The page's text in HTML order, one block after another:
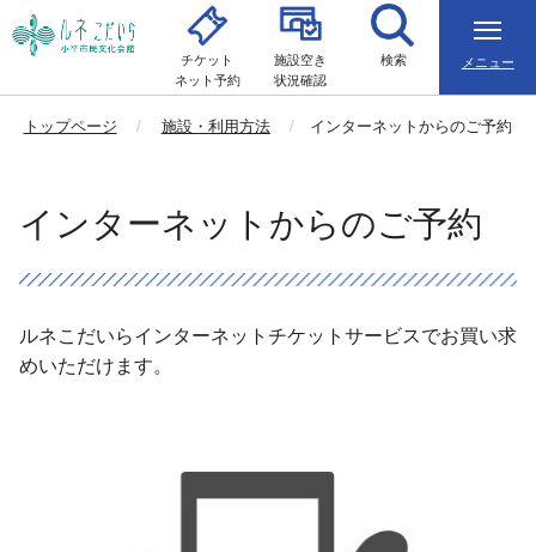
メニュー
チケット
ネット予約
施設空き
状況確認
検索
トップページ 施設・利用方法 インターネットからのご予約
インターネットからのご予約
ルネこだいらインターネットチケットサービスでお買い求
めいただけます。